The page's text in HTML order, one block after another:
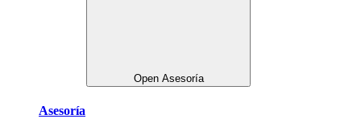
Open Asesoría
Asesoría